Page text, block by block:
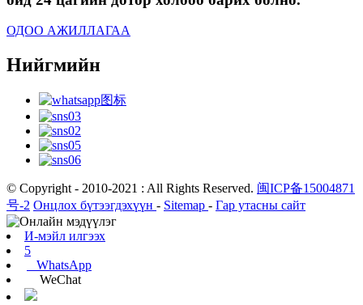
ОДОО АЖИЛЛАГАА
Нийгмийн
© Copyright - 2010-2021 : All Rights Reserved. 闽ICP备15004871
号-2 Онцлох бүтээгдэхүүн - Sitemap - Гар утасны сайт
И-мэйл илгээх
5
WhatsApp
WeChat